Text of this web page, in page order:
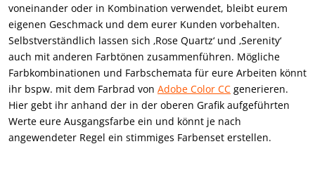
voneinander oder in Kombination verwendet, bleibt eurem
eigenen Geschmack und dem eurer Kunden vorbehalten.
Selbstverständlich lassen sich ‚Rose Quartz‘ und ‚Serenity‘
auch mit anderen Farbtönen zusammenführen. Mögliche
Farbkombinationen und Farbschemata für eure Arbeiten könnt
ihr bspw. mit dem Farbrad von Adobe Color CC generieren.
Hier gebt ihr anhand der in der oberen Grafik aufgeführten
Werte eure Ausgangsfarbe ein und könnt je nach
angewendeter Regel ein stimmiges Farbenset erstellen.